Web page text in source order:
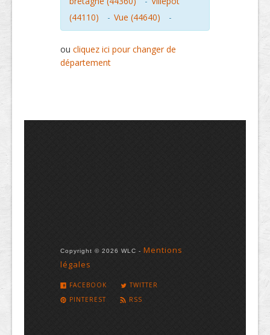
(44110)
- Vue (44640) -
ou cliquez ici pour changer de
département
Copyright © 2026 WLC - Mentions
légales
FACEBOOK
TWITTER
PINTEREST
RSS